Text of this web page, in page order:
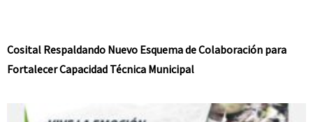
Cosital Respaldando Nuevo Esquema de Colaboración para
Fortalecer Capacidad Técnica Municipal